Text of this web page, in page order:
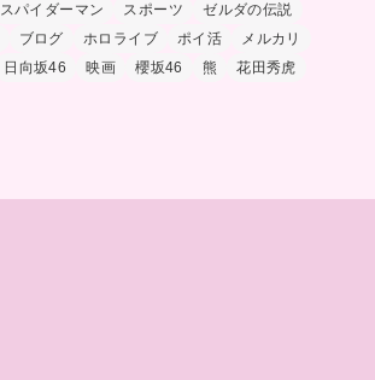
スパイダーマン スポーツ
ゼルダの伝説
ブログ ホロライブ ポイ活
メルカリ
日向坂46 映画 櫻坂46 熊 花田秀虎